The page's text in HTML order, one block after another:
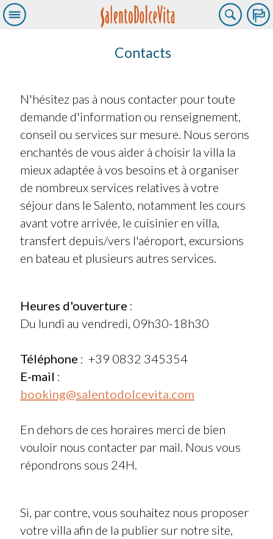
Contacts
N'hésitez pas à nous contacter pour toute
demande d'information ou renseignement,
conseil ou services sur mesure. Nous serons
enchantés de vous aider à choisir la villa la
mieux adaptée à vos besoins et à organiser
de nombreux services relatives à votre
séjour dans le Salento, notamment les cours
avant votre arrivée, le cuisinier en villa,
transfert depuis/vers l'aéroport, excursions
en bateau et plusieurs autres services.
Heures d'ouverture :
Du lundi au vendredi, 09h30-18h30
Téléphone : +39 0832 345354
E-mail :
booking@salentodolcevita.com
En dehors de ces horaires merci de bien
vouloir nous contacter par mail. Nous vous
répondrons sous 24H.
Si, par contre, vous souhaitez nous proposer
votre villa afin de la publier sur notre site,